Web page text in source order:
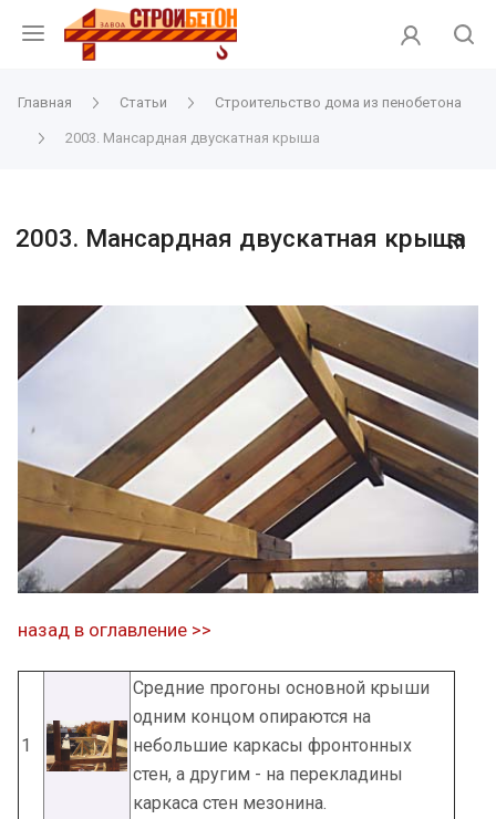
Главная Статьи Строительство дома из пенобетона
2003. Мансардная двускатная крыша
2003. Мансардная двускатная крыша
назад в оглавление >>
1
Средние прогоны основной крыши
одним концом опираются на
небольшие каркасы фронтонных
стен, а другим - на перекладины
каркаса стен мезонина.